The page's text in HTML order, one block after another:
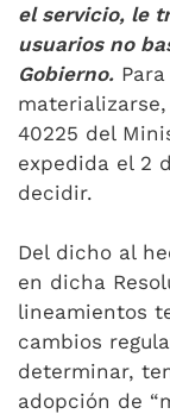
el servicio, le
usuarios no
Gobierno.
40225 del
expedida el 2
decidir.
Del dicho al
en dicha
lineamientos
cambios
determinar,
adopción de